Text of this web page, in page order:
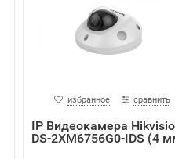
избранное сравнить
IP Видеокамера
DS-2XM6756G0-IDS (4